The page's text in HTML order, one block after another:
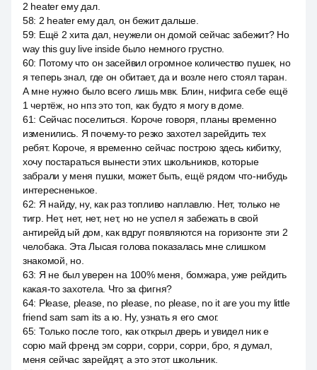
2 heater ему дал.
58: 2 heater ему дал, он бежит дальше.
59: Ещё 2 хита дал, неужели он домой сейчас забежит? Но
way this guy live inside было немного грустно.
60: Потому что он засейвил огромное количество пушек, но
я теперь знал, где он обитает, да и возле него стоял таран.
А мне нужно было всего лишь мвк. Блин, нифига себе ещё
1 чертёж, но нпз это топ, как будто я могу в доме.
61: Сейчас поселиться. Короче говоря, планы временно
изменились. Я почему-то резко захотел зарейдить тех
ребят. Короче, я временно сейчас построю здесь кибитку,
хочу постараться вынести этих школьников, которые
забрали у меня пушки, может быть, ещё рядом что-нибудь
интересненькое.
62: Я найду, ну, как раз топливо наплавлю. Нет, только не
тигр. Нет, нет, нет, нет, но не успел я забежать в свой
антирейд ый дом, как вдруг появляются на горизонте эти 2
челобака. Эта Лысая голова показалась мне слишком
знакомой, но.
63: Я не был уверен на 100% меня, бомжара, уже рейдить
какая-то захотела. Что за фигня?
64: Please, please, no please, no please, no it are you my little
friend sam sam its a ю. Ну, узнать я его смог.
65: Только после того, как открыл дверь и увидел ник е
сорю май френд эм сорри, сорри, сорри, бро, я думал,
меня сейчас зарейдят, а это этот школьник.